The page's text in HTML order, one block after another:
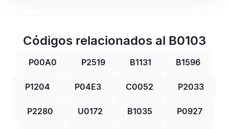
Códigos relacionados al B0103
P00A0 P2519 B1131 B1596
P1204 P04E3 C0052 P2033
P2280 U0172 B1035 P0927